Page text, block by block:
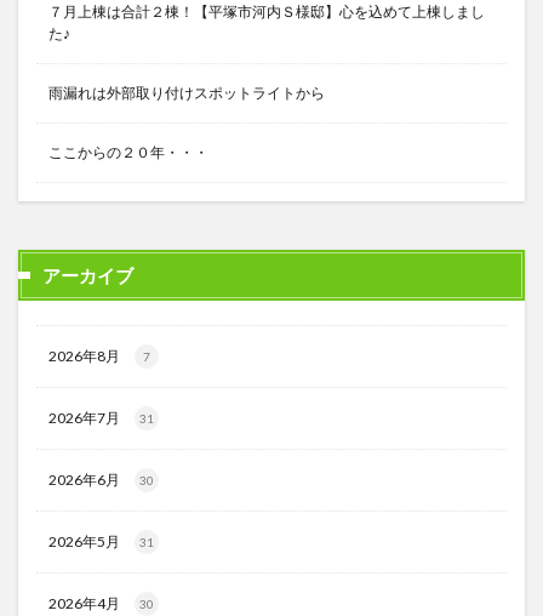
７月上棟は合計２棟！【平塚市河内Ｓ様邸】心を込めて上棟しまし
た♪
雨漏れは外部取り付けスポットライトから
ここからの２０年・・・
アーカイブ
2026年8月 7
2026年7月 31
2026年6月 30
2026年5月 31
2026年4月 30